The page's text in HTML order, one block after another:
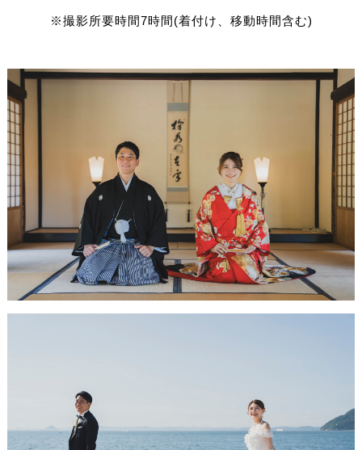
※撮影所要時間7時間(着付け、移動時間含む)